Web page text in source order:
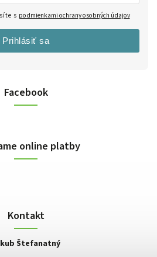
Facebook
online platby
Kontakt
Štefanatný
s podmienkami ochrany osobných údajov
Prihlásiť sa